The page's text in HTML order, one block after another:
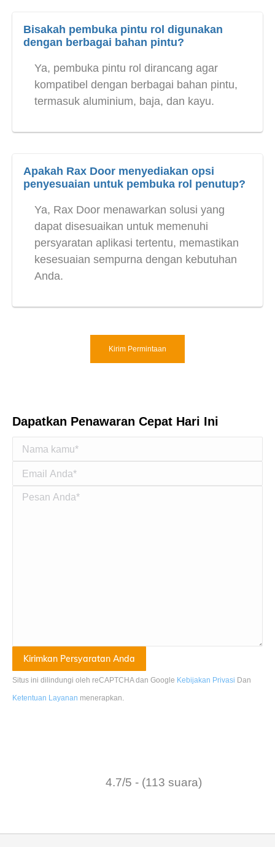
Bisakah pembuka pintu rol digunakan
dengan berbagai bahan pintu?
Ya, pembuka pintu rol dirancang agar
kompatibel dengan berbagai bahan pintu,
termasuk aluminium, baja, dan kayu.
Apakah Rax Door menyediakan opsi
penyesuaian untuk pembuka rol penutup?
Ya, Rax Door menawarkan solusi yang
dapat disesuaikan untuk memenuhi
persyaratan aplikasi tertentu, memastikan
kesesuaian sempurna dengan kebutuhan
Anda.
Kirim Permintaan
Dapatkan Penawaran Cepat Hari Ini
Situs ini dilindungi oleh reCAPTCHA dan Google Kebijakan Privasi Dan
Ketentuan Layanan menerapkan.
4.7/5 - (113 suara)